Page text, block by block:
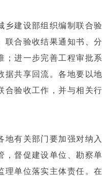
乡建设部组织编制联合验
联合验收结果通知书、分
；进一步完善工程审批系
据共享回流。各地要以地
合验收工作，并与相关行
地有关部门要加强对纳入
，督促建设单位、勘察单
理单位落实主体责任。在